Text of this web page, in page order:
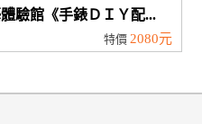
驗館《手錶ＤＩＹ配...
特價 2080元